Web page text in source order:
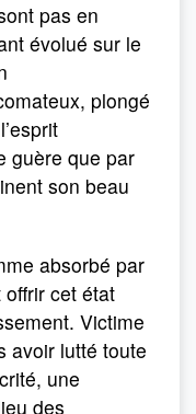
pas en
évolué sur le
plongé
guère que par
son beau
absorbé par
cet état
Victime
avoir lutté toute
une
des